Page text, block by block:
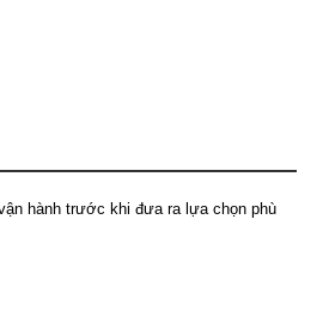
hành trước khi đưa ra lựa chọn phù